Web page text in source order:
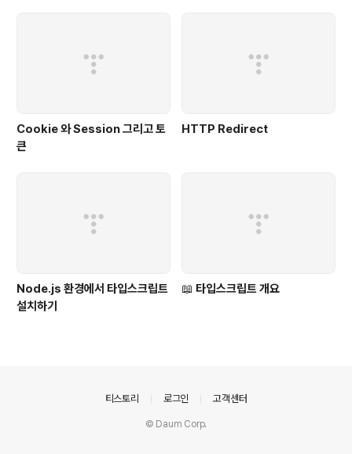
Cookie 와 Session 그리고 토
큰
HTTP Redirect
Node.js 환경에서 타입스크립트
설치하기
📖 타입스크립트 개요
티스토리 로그인 고객센터
© Daum Corp.